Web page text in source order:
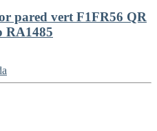
pared vert F1FR56 QR
RA1485